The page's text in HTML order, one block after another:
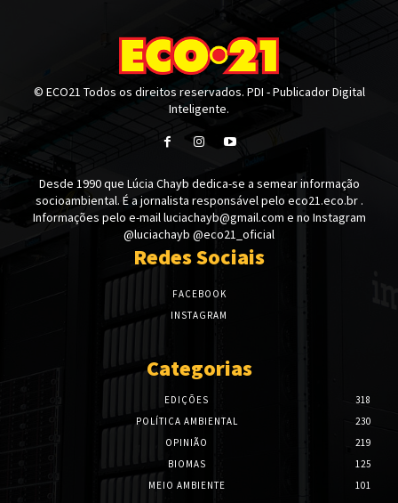
© ECO21 Todos os direitos reservados. PDI - Publicador Digital
Inteligente.
Desde 1990 que Lúcia Chayb dedica-se a semear informação
socioambiental. É a jornalista responsável pelo eco21.eco.br .
Informações pelo e-mail luciachayb@gmail.com e no Instagram
@luciachayb @eco21_oficial
Redes Sociais
FACEBOOK
INSTAGRAM
Categorias
EDIÇÕES
318
POLÍTICA AMBIENTAL
230
OPINIÃO
219
BIOMAS
125
MEIO AMBIENTE
101